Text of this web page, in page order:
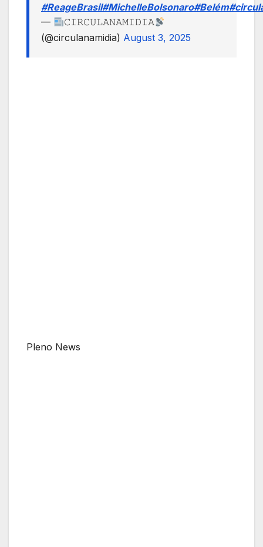
#ReageBrasil#MichelleBolsonaro#Belém
—
𝙲𝙸𝚁𝙲𝚄𝙻𝙰𝙽𝙰𝙼𝙸𝙳𝙸𝙰
(@circulanamidia) August 3, 2025
Pleno News